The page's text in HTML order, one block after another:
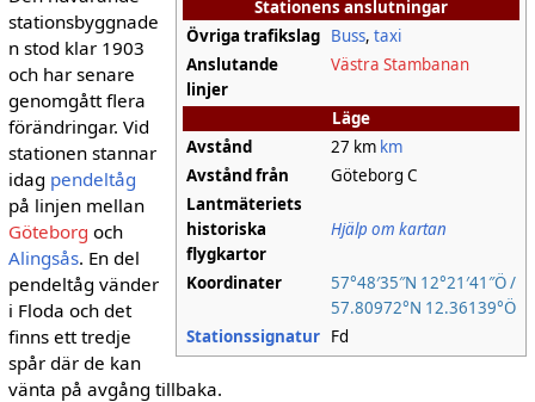
Stationens anslutningar
Övriga trafikslag Buss, taxi
Anslutande
linjer
Västra Stambanan
Läge
Avstånd
27 km km
Avstånd från
Göteborg C
Lantmäteriets
historiska
flygkartor
Hjälp om kartan
Koordinater 57°48′35″N 12°21′41″Ö/
57.80972°N 12.36139°Ö
Stationssignatur Fd
stationsbyggnade
n stod klar 1903
och har senare
genomgått flera
förändringar. Vid
stationen stannar
idag pendeltåg
på linjen mellan
Göteborg och
Alingsås. En del
pendeltåg vänder
i Floda och det
finns ett tredje
spår där de kan
vänta på avgång tillbaka.